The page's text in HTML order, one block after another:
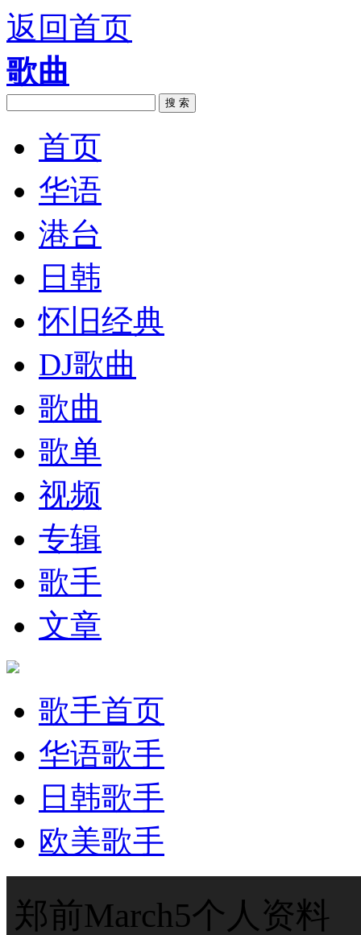
返回首页
歌曲
搜 索
首页
华语
港台
日韩
怀旧经典
DJ歌曲
歌曲
歌单
视频
专辑
歌手
文章
歌手首页
华语歌手
日韩歌手
欧美歌手
郑前March5个人资料